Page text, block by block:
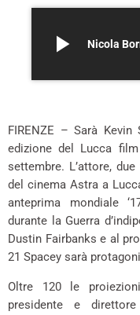
play_arrow Nicola
FIRENZE – Sarà
edizione del Lucca
settembre. L’attore,
del cinema Astra a
anteprima mondiale
durante la Guerra
Dustin Fairbanks e al
21 Spacey sarà
Oltre 120 le
presidente e